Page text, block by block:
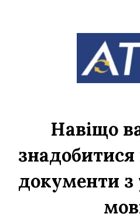
Навіщо
документи з